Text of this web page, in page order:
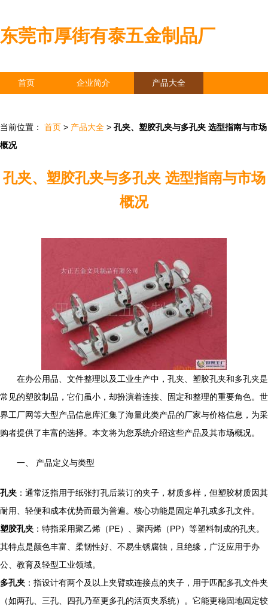
东莞市厚街有泰五金制品厂
首页 企业简介 产品大全
当前位置： 首页 > 产品大全 > 孔夹、塑胶孔夹与多孔夹 选型指南与市场
概况
孔夹、塑胶孔夹与多孔夹 选型指南与市场
概况
在办公用品、文件整理以及工业生产中，孔夹、塑胶孔夹和多孔夹是
常见的塑胶制品，它们虽小，却扮演着连接、固定和整理的重要角色。世
界工厂网等大型产品信息库汇集了海量此类产品的厂家与价格信息，为采
购者提供了丰富的选择。本文将为您系统介绍这些产品及其市场概况。
一、 产品定义与类型
孔夹 ：通常泛指用于纸张打孔后装订的夹子，材质多样，但塑胶材质因其
耐用、轻便和成本优势而最为普遍。核心功能是固定单孔或多孔文件。
塑胶孔夹 ：特指采用聚乙烯（PE）、聚丙烯（PP）等塑料制成的孔夹。
其特点是颜色丰富、柔韧性好、不易生锈腐蚀，且绝缘，广泛应用于办
公、教育及轻型工业领域。
多孔夹 ：指设计有两个及以上夹臂或连接点的夹子，用于匹配多孔文件夹
（如两孔、三孔、四孔乃至更多孔的活页夹系统）。它能更稳固地固定较